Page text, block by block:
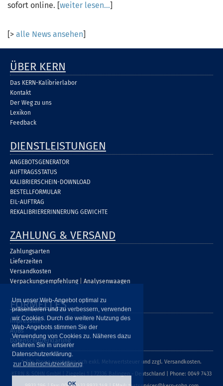
Um unser Web-Angebot optimal zu
präsentieren und zu verbessern, verwenden
wir Cookies. Durch die weitere Nutzung des
Web-Angebots stimmen Sie der
Verwendung von Cookies zu. Näheres dazu
erfahren Sie in unserer
Datenschutzerklärung.
zur Datenschutzerklärung
OK
sofort online. [weiter lesen...]
[> alle News ansehen]
ÜBER KERN
Das KERN-Kalibrierlabor
Kontakt
Der Weg zu uns
Lexikon
Feedback
DIENSTLEISTUNGEN
ANGEBOTSGENERATOR
AUFTRAGSSTATUS
KALIBRIERSCHEIN-DOWNLOAD
BESTELLFORMULAR
EIL-AUFTRAG
REKALIBRIERERINNERUNG GEWICHTE
ZAHLUNG & VERSAND
Zahlungsarten
Lieferzeiten
Versandkosten
Verpackungsempfehlung
Analysenwaagen
FORMELLES
Impressum
AGBs
Datenschutzerklärung
* Alle Preise verstehen sich exkl. Mehrwertsteuer und zzgl. Versandkosten.
KERN & SOHN GmbH | Ziegelei 1 | 72336 Balingen - Deutschland | Phone: 0049 7433